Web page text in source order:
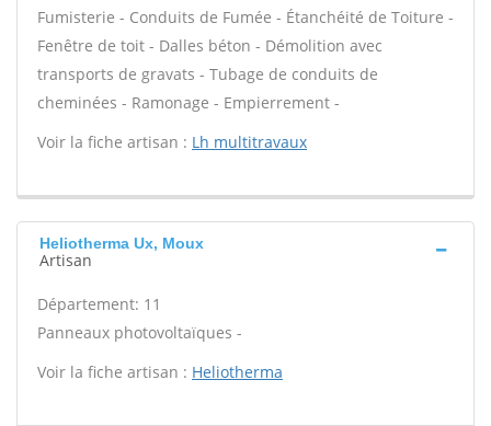
Fumisterie - Conduits de Fumée - Étanchéité de Toiture -
Fenêtre de toit - Dalles béton - Démolition avec
transports de gravats - Tubage de conduits de
cheminées - Ramonage - Empierrement -
Voir la fiche artisan : Lh multitravaux
Heliotherma Ux, Moux
Artisan
Département: 11
Panneaux photovoltaïques -
Voir la fiche artisan : Heliotherma